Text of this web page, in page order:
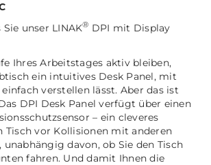
unser LINAK® DPI mit Display
Ihres Arbeitstages aktiv bleiben,
ein intuitives Desk Panel, mit
verstellen lässt. Aber das ist
DPI Desk Panel verfügt über einen
– ein cleveres
Tisch vor Kollisionen mit anderen
davon, ob Sie den Tisch
fahren. Und damit Ihnen die